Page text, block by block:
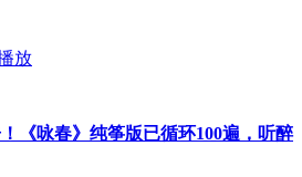
放
《咏春》纯筝版已循环100遍，听醉